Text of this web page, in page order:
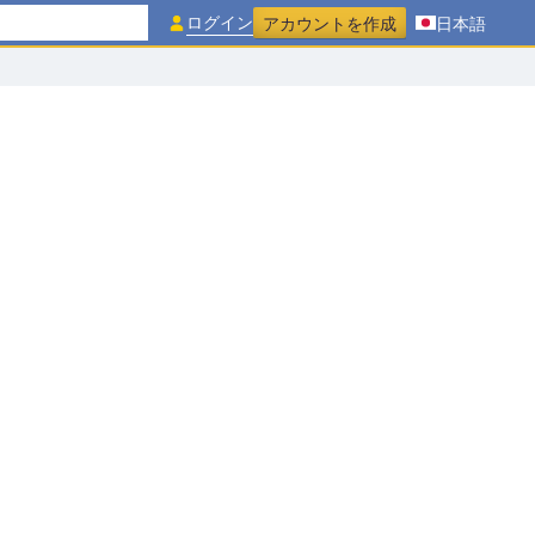
ログイン アカウントを作成 日本語